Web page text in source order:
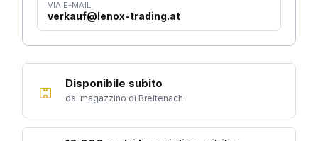
VIA E-MAIL
verkauf@lenox-trading.at
Disponibile subito
dal magazzino di Breitenach